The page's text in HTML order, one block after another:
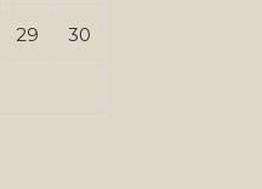
29 30